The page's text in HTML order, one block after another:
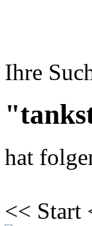
Ihre
hat
<< Start